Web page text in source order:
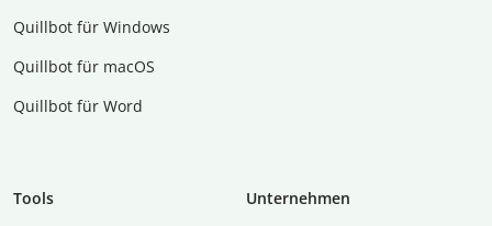
Quillbot für Windows
Quillbot für macOS
Quillbot für Word
Tools
Unternehmen